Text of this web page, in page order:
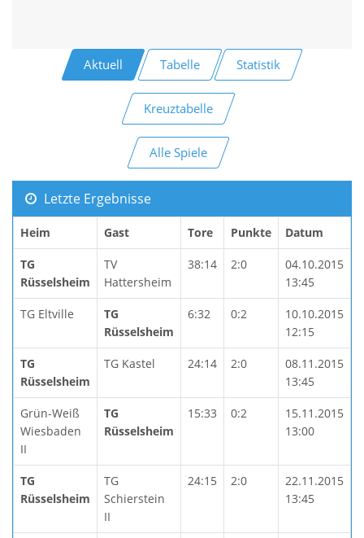
Aktuell Tabelle Statistik
Kreuztabelle
Alle Spiele
Letzte Ergebnisse
Heim Gast Tore Punkte Datum
TG
Rüsselsheim
TV
Hattersheim
38:14 2:0
04.10.2015
13:45
TG Eltville
TG
Rüsselsheim
6:32 0:2
10.10.2015
12:15
TG
Rüsselsheim
TG Kastel 24:14 2:0
08.11.2015
13:45
Grün-Weiß
Wiesbaden
II
TG
Rüsselsheim
15:33 0:2
15.11.2015
13:00
TG
Rüsselsheim
TG
Schierstein
II
24:15 2:0
22.11.2015
13:45